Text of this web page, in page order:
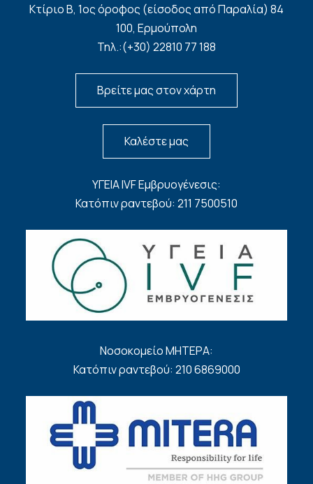
Κτίριο Β, 1ος όροφος (είσοδος από Παραλία) 84
100, Ερμούπολη
Τηλ.:(+30) 22810 77 188
Βρείτε μας στον χάρτη
Καλέστε μας
ΥΓΕΙΑ IVF Εμβρυογένεσις:
Κατόπιν ραντεβού: 211 7500510
Νοσοκομείο ΜΗΤΕΡΑ:
Κατόπιν ραντεβού: 210 6869000